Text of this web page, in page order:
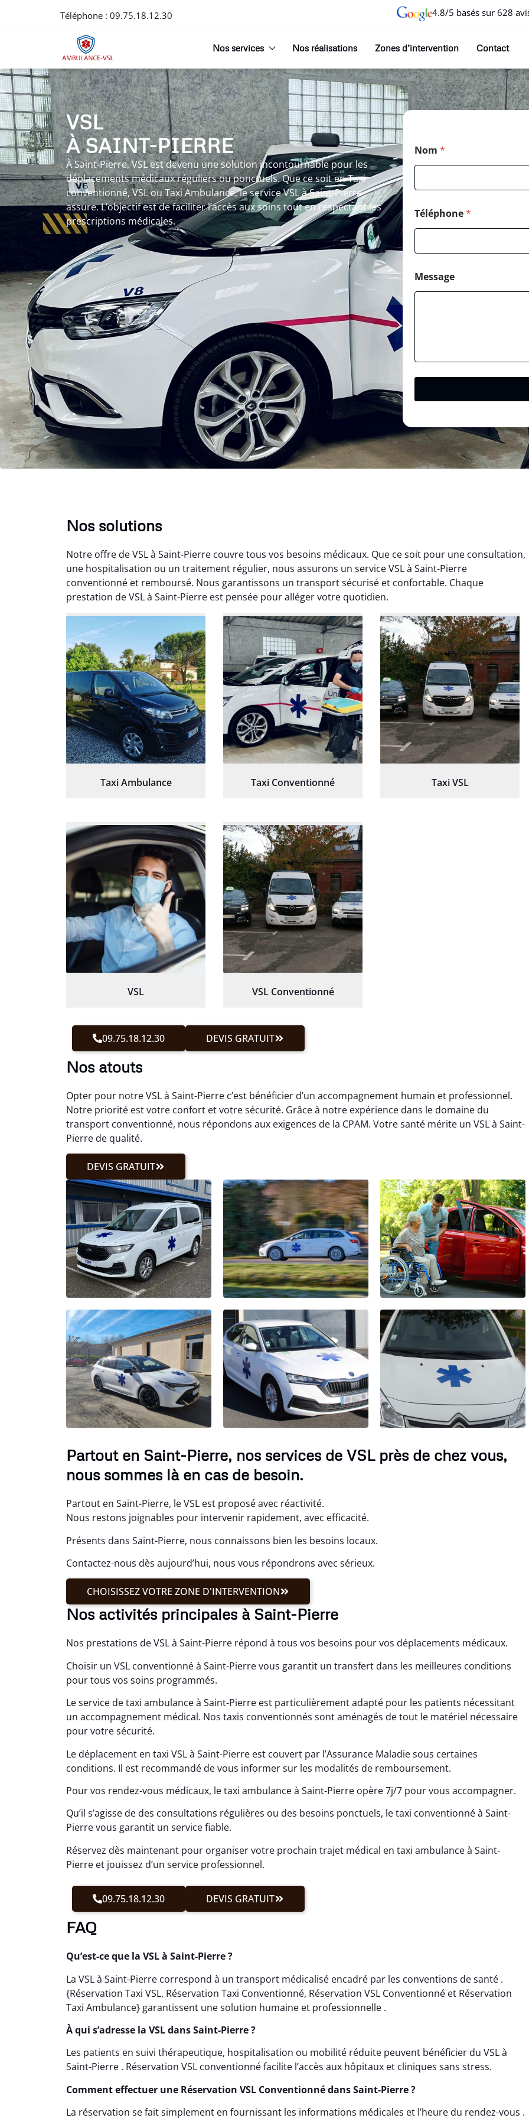
Téléphone : 09.75.18.12.30 4.8/5 basés sur 628
Nos services Nos réalisations Zones d’intervention Contact
VSL
À SAINT-PIERRE
À Saint-Pierre, VSL est devenu une solution incontournable pour les
déplacements médicaux réguliers ou ponctuels. Que ce soit en Taxi
conventionné, VSL ou Taxi Ambulance, le service VSL à Saint-Pierre
assure. L’objectif est de faciliter l’accès aux soins tout en respectant les
prescriptions médicales.
Nom *
Téléphone*
Message
Nos solutions
Notre offre de VSL à Saint-Pierre couvre tous vos besoins médicaux. Que ce soit pour une consultation,
une hospitalisation ou un traitement régulier, nous assurons un service VSL à Saint-Pierre
conventionné et remboursé. Nous garantissons un transport sécurisé et confortable. Chaque
prestation de VSL à Saint-Pierre est pensée pour alléger votre quotidien.
Taxi Ambulance Taxi Conventionné Taxi VSL
VSL VSL Conventionné
09.75.18.12.30 DEVIS GRATUIT
Nos atouts
Opter pour notre VSL à Saint-Pierre c’est bénéficier d’un accompagnement humain et professionnel.
Notre priorité est votre confort et votre sécurité. Grâce à notre expérience dans le domaine du
transport conventionné, nous répondons aux exigences de la CPAM. Votre santé mérite un VSL à Saint-
Pierre de qualité.
DEVIS GRATUIT
Partout en Saint-Pierre, nos services de VSL près de chez vous,
nous sommes là en cas de besoin.
Partout en Saint-Pierre, le VSL est proposé avec réactivité.
Nous restons joignables pour intervenir rapidement, avec efficacité.
Présents dans Saint-Pierre, nous connaissons bien les besoins locaux.
Contactez-nous dès aujourd’hui, nous vous répondrons avec sérieux.
CHOISISSEZ VOTRE ZONE D'INTERVENTION
Nos activités principales à Saint-Pierre
Nos prestations de VSL à Saint-Pierre répond à tous vos besoins pour vos déplacements médicaux.
Choisir un VSL conventionné à Saint-Pierre vous garantit un transfert dans les meilleures conditions
pour tous vos soins programmés.
Le service de taxi ambulance à Saint-Pierre est particulièrement adapté pour les patients nécessitant
un accompagnement médical. Nos taxis conventionnés sont aménagés de tout le matériel nécessaire
pour votre sécurité.
Le déplacement en taxi VSL à Saint-Pierre est couvert par l’Assurance Maladie sous certaines
conditions. Il est recommandé de vous informer sur les modalités de remboursement.
Pour vos rendez-vous médicaux, le taxi ambulance à Saint-Pierre opère 7j/7 pour vous accompagner.
Qu’il s’agisse de des consultations régulières ou des besoins ponctuels, le taxi conventionné à Saint-
Pierre vous garantit un service fiable.
Réservez dès maintenant pour organiser votre prochain trajet médical en taxi ambulance à Saint-
Pierre et jouissez d’un service professionnel.
09.75.18.12.30 DEVIS GRATUIT
FAQ
Qu’est-ce que la VSL à Saint-Pierre ?
La VSL à Saint-Pierre correspond à un transport médicalisé encadré par les conventions de santé .
{Réservation Taxi VSL, Réservation Taxi Conventionné, Réservation VSL Conventionné et Réservation
Taxi Ambulance} garantissent une solution humaine et professionnelle .
À qui s’adresse la VSL dans Saint-Pierre ?
Les patients en suivi thérapeutique, hospitalisation ou mobilité réduite peuvent bénéficier du VSL à
Saint-Pierre . Réservation VSL conventionné facilite l’accès aux hôpitaux et cliniques sans stress.
Comment effectuer une Réservation VSL Conventionné dans Saint-Pierre ?
La réservation se fait simplement en fournissant les informations médicales et l’heure du rendez-vous .
Arnaud Deschamps
30 janvier 2025
Très satisfait du transport,
tout s’est bien déroulé.
Chauffeur à l’écoute et
patient.
Jérémy Ferrand
8 septembre 2024
Transport ponctuel et
personnel très attentionné.
Très satisfait du service.